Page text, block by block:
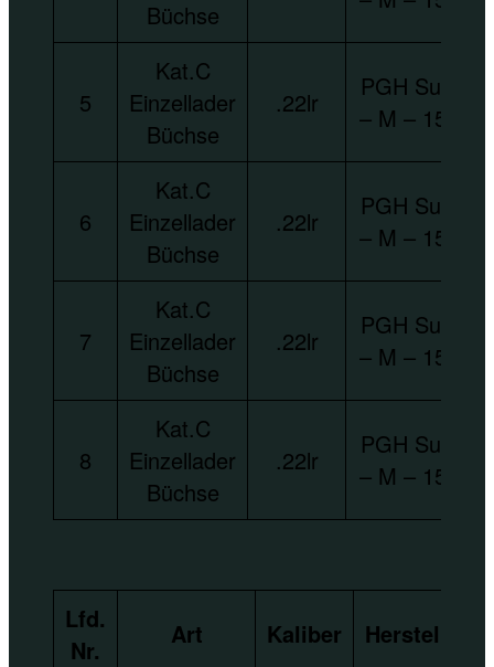
Büchse
5
Kat.C
Einzellader
Büchse
.22lr
PGH Suhl
– M – 150
6
Kat.C
Einzellader
Büchse
.22lr
PGH Suhl
– M – 150
7
Kat.C
Einzellader
Büchse
.22lr
PGH Suhl
– M – 150
8
Kat.C
Einzellader
Büchse
.22lr
PGH Suhl
– M – 150
Lfd.
Nr.
Art Kaliber Hersteller